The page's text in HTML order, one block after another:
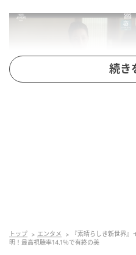
イム・ジヨンは前世と現
続き
トップ エンタメ
『素晴らしき新世界
明！最高視聴率14.1％で有終の美